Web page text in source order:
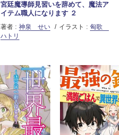
宮廷魔導師見習いを辞めて、魔法ア
イテム職人になります ２
著者 : 神泉 せい イラスト : 匈歌
ハトリ